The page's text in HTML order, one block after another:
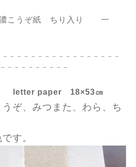
こうぞ紙 ちり入り 一
－－－－－－－－－－－－－－－－
－－－－－－－－－
letter paper 18×53㎝
ぞ、 みつまた、わら、ち
す。